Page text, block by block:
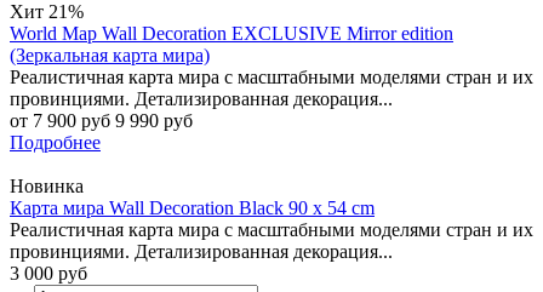
Хит 21%
World Map Wall Decoration EXCLUSIVE Mirror edition
(Зеркальная карта мира)
Реалистичная карта мира с масштабными моделями стран и их
провинциями. Детализированная декорация...
от 7 900 руб 9 990 руб
Подробнее
Новинка
Карта мира Wall Decoration Black 90 x 54 cm
Реалистичная карта мира с масштабными моделями стран и их
провинциями. Детализированная декорация...
3 000 руб